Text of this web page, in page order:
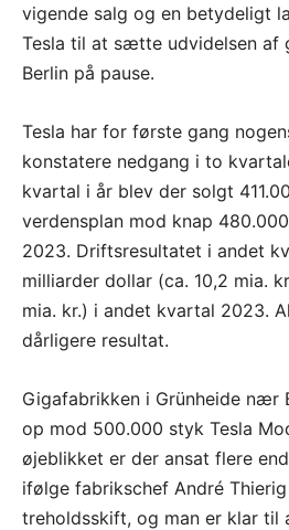
vigende salg og en betydeligt
Tesla til at sætte udvidelsen af
Berlin på pause.
Tesla har for første gang
konstatere nedgang i to
kvartal i år blev der solgt
verdensplan mod knap
2023. Driftsresultatet i andet
milliarder dollar (ca. 10,2 mia.
mia. kr.) i andet kvartal 2023.
dårligere resultat.
Gigafabrikken i Grünheide nær
op mod 500.000 styk Tesla
øjeblikket er der ansat flere
ifølge fabrikschef André
treholdsskift, og man er klar til